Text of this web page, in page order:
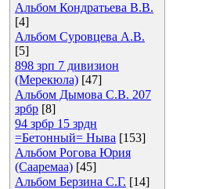
Альбом Кондратьева В.В.
[4]
Альбом Суровцева А.В.
[5]
898 зрп 7 дивизион
(Мерекюла) [47]
Альбом Дымова С.В. 207
зрбр [8]
94 зрбр 15 зрдн
=Бетонный= Ныва [153]
Альбом Рогова Юрия
(Сааремаа) [45]
Альбом Берзина С.Г. [14]